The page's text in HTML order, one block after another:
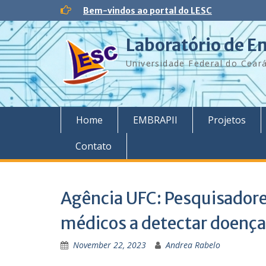
to
content
Bem-vindos ao portal do LESC
Laboratório de
Universidade Federal do
Home EMBRAPII
Projetos
Contato
Agência UFC:
médicos a detectar
November 22, 2023 Andrea Rabelo